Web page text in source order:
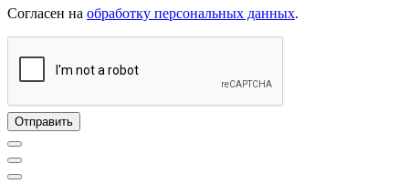
Согласен на обработку персональных данных.